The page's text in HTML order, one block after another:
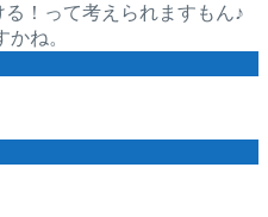
！って考えられますもん♪
ね。